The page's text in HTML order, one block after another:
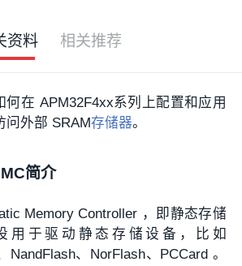
资料 相关推荐
何在 APM32F4xx系列上配置和应用
问外部 SRAM存储器。
简介
Memory Controller ，即静态存储
用于驱动静态存储设备，比如
NandFlash、NorFlash、PCCard 。